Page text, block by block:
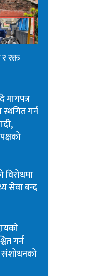
रक्त
मागपत्र
गर्न
विरोधमा
सेवा बन्द
गर्न
संशोधनको